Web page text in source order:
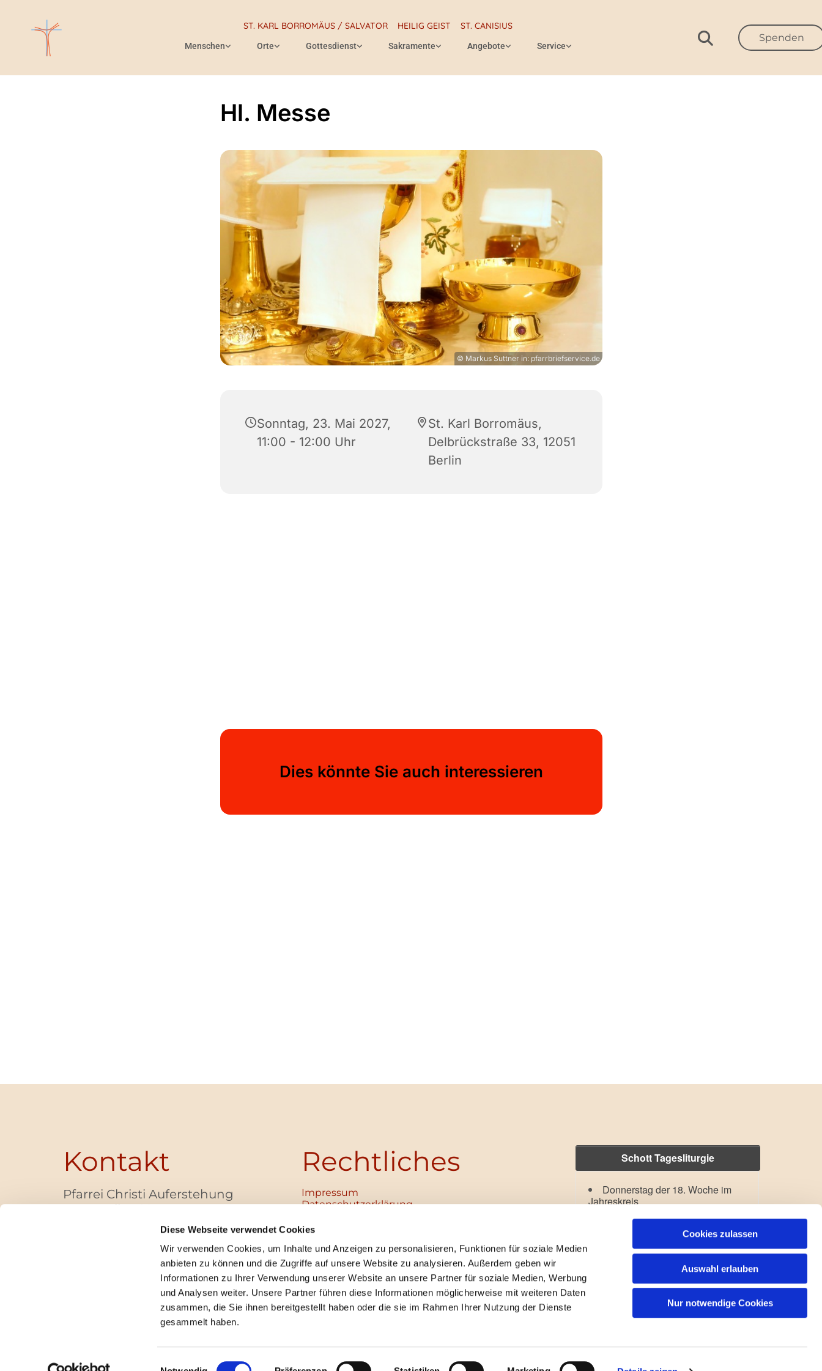
Diese Webseite verwendet Cookies
Wir verwenden Cookies, um Inhalte und Anzeigen zu personalisieren, Funktionen für soziale Medien
anbieten zu können und die Zugriffe auf unsere Website zu analysieren. Außerdem geben wir
Informationen zu Ihrer Verwendung unserer Website an unsere Partner für soziale Medien, Werbung
und Analysen weiter. Unsere Partner führen diese Informationen möglicherweise mit weiteren Daten
zusammen, die Sie ihnen bereitgestellt haben oder die sie im Rahmen Ihrer Nutzung der Dienste
gesammelt haben.
Einwilligungsauswahl
Cookies zulassen
Auswahl erlauben
Nur notwendige Cookies
ST. KARL BORROMÄUS / SALVATOR HEILIG GEIST ST. CANISIUS
Menschen Orte Gottesdienst Sakramente Angebote Service
Spenden
Hl. Messe
© Markus Suttner in: pfarrbriefservice.de
Sonntag, 23. Mai 2027,
11:00 - 12:00 Uhr
St. Karl Borromäus,
Delbrückstraße 33, 12051
Berlin
Dies könnte Sie auch interessieren
Kontakt
Pfarrei Christi Auferstehung
Bayernallee 28
+49 (0)30 / 30 00 03 -40
pfarrbuero@christi-auferstehung.net
IBAN DE62 3706 0193 6006 9310 04
Rechtliches
Impressum
Datenschutz­erklärung
Institutionelles Schutzkonzept
Unabhängige Ansprechpersonen
Digitales Hinweisgebersystem
Schott Tagesliturgie
Donnerstag der 18. Woche im
Jahreskreis
Lesejahr: A II, Stb: II. Woche
Impressum ChurchDesk-Login